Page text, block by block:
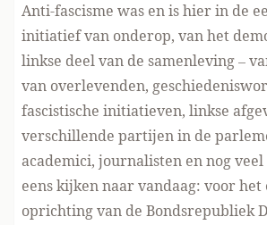
Anti-fascisme was en is hier in de
initiatief van onderop, van het
linkse deel van de samenleving –
van overlevenden,
fascistische initiatieven, linkse
verschillende partijen in de
academici, journalisten en nog
eens kijken naar vandaag: voor het
oprichting van de Bondsrepubliek